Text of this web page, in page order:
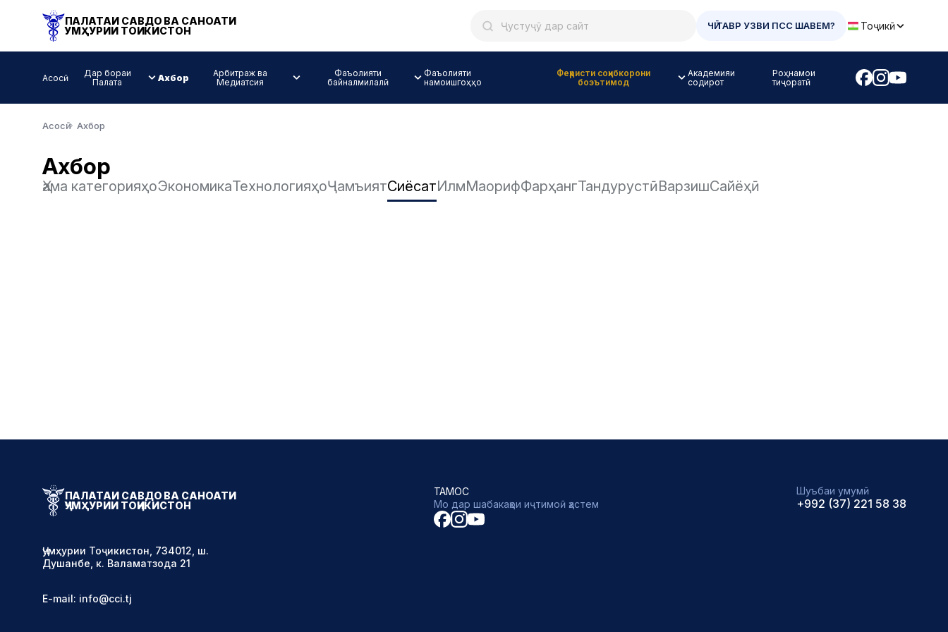
ПАЛАТАИ САВДО ВА САНОАТИ
ҶУМҲУРИИ ТОҶИКИСТОН
ЧӢ ТАВР УЗВИ ПСС ШАВЕМ? Тоҷикӣ
Асосӣ
Дар бораи
Палата
Ахбор
Арбитраж ва
Медиатсия
Фаъолияти
байналмилалӣ
Фаъолияти
намоишгоҳҳо
Феҳристи соҳибкорони
боэътимод
Академияи
содирот
Роҳнамои
тиҷоратӣ
Асосӣ Ахбор
Ахбор
Ҳама категорияҳоЭкономикаТехнологияҳоҶамъиятСиёсатИлмМаорифФарҳангТандурустӣВарзишСайёҳӣ
ПАЛАТАИ САВДО ВА САНОАТИ
ҶУМҲУРИИ ТОҶИКИСТОН
Ҷумҳурии Тоҷикистон, 734012, ш.
Душанбе, к. Валаматзода 21
E-mail: info@cci.tj
ТАМОС
Мо дар шабакаҳои иҷтимоӣ ҳастем
Шуъбаи умумӣ
+992 (37) 221 58 38